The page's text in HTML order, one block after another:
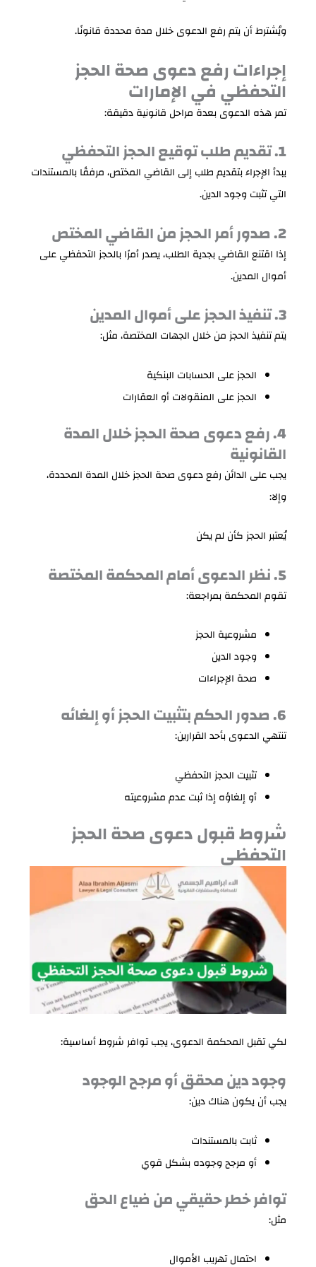
ويُشترط أن يتم رفع الدعوى خلال مدة محددة قانونًا.
إجراءات رفع دعوى صحة الحجز
التحفظي في الإمارات
تمر هذه الدعوى بعدة مراحل قانونية دقيقة:
1. تقديم طلب توقيع الحجز التحفظي
يبدأ الإجراء بتقديم طلب إلى القاضي المختص، مرفقًا بالمستندات
التي تثبت وجود الدين.
2. صدور أمر الحجز من القاضي المختص
إذا اقتنع القاضي بجدية الطلب، يصدر أمرًا بالحجز التحفظي على
أموال المدين.
3. تنفيذ الحجز على أموال المدين
يتم تنفيذ الحجز من خلال الجهات المختصة، مثل:
الحجز على الحسابات البنكية
الحجز على المنقولات أو العقارات
4. رفع دعوى صحة الحجز خلال المدة
القانونية
يجب على الدائن رفع دعوى صحة الحجز خلال المدة المحددة،
وإلا:
يُعتبر الحجز كأن لم يكن
5. نظر الدعوى أمام المحكمة المختصة
تقوم المحكمة بمراجعة:
مشروعية الحجز
وجود الدين
صحة الإجراءات
6. صدور الحكم بتثبيت الحجز أو إلغائه
تنتهي الدعوى بأحد القرارين:
تثبيت الحجز التحفظي
أو إلغاؤه إذا ثبت عدم مشروعيته
شروط قبول دعوى صحة الحجز
التحفظي
لكي تقبل المحكمة الدعوى، يجب توافر شروط أساسية:
وجود دين محقق أو مرجح الوجود
يجب أن يكون هناك دين:
ثابت بالمستندات
أو مرجح وجوده بشكل قوي
توافر خطر حقيقي من ضياع الحق
مثل:
احتمال تهريب الأموال